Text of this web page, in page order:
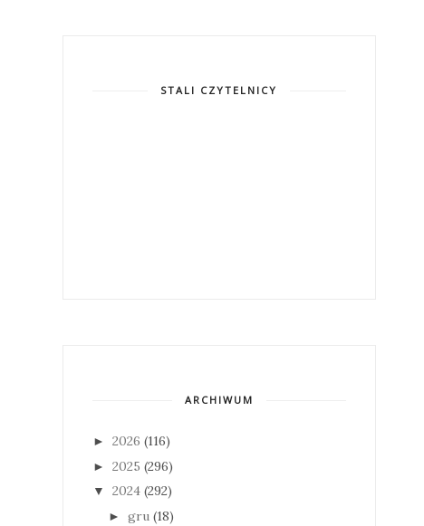
STALI CZYTELNICY
ARCHIWUM
► 2026 (116)
► 2025 (296)
▼ 2024 (292)
► gru (18)